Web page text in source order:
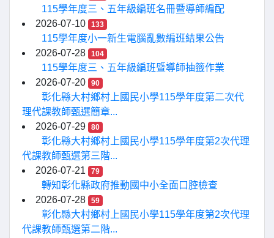
115學年度三、五年級編班名冊暨導師編配
2026-07-10
133
115學年度小一新生電腦亂數編班結果公告
2026-07-28
104
115學年度三、五年級編班暨導師抽籤作業
2026-07-20
90
彰化縣大村鄉村上國民小學115學年度第二次代
理代課教師甄選簡章...
2026-07-29
80
彰化縣大村鄉村上國民小學115學年度第2次代理
代課教師甄選第三階...
2026-07-21
79
轉知彰化縣政府推動國中小全面口腔檢查
2026-07-28
59
彰化縣大村鄉村上國民小學115學年度第2次代理
代課教師甄選第二階...